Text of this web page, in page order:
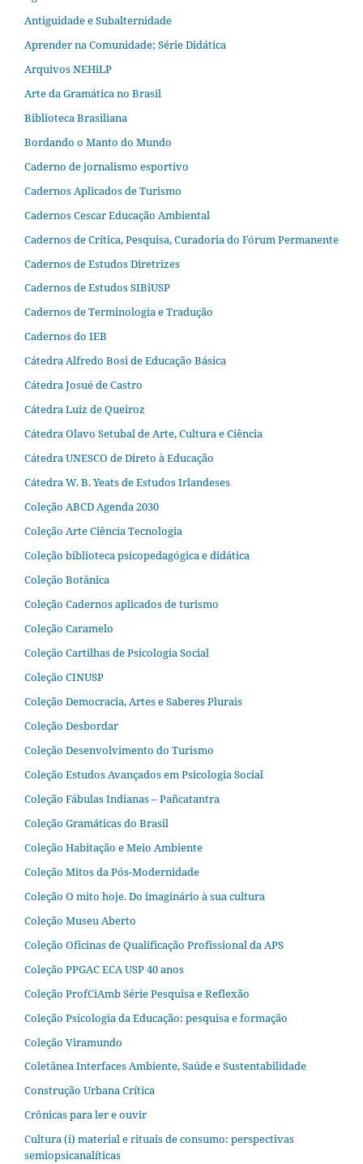
Antiguidade e Subalternidade
Aprender na Comunidade; Série Didática
Arquivos NEHiLP
Arte da Gramática no Brasil
Biblioteca Brasiliana
Bordando o Manto do Mundo
Caderno de jornalismo esportivo
Cadernos Aplicados de Turismo
Cadernos Cescar Educação Ambiental
Cadernos de Crítica, Pesquisa, Curadoria do Fórum Permanente
Cadernos de Estudos Diretrizes
Cadernos de Estudos SIBiUSP
Cadernos de Terminologia e Tradução
Cadernos do IEB
Cátedra Alfredo Bosi de Educação Básica
Cátedra Josué de Castro
Cátedra Luiz de Queiroz
Cátedra Olavo Setubal de Arte, Cultura e Ciência
Cátedra UNESCO de Direto à Educação
Cátedra W. B. Yeats de Estudos Irlandeses
Coleção ABCD Agenda 2030
Coleção Arte Ciência Tecnologia
Coleção biblioteca psicopedagógica e didática
Coleção Botânica
Coleção Cadernos aplicados de turismo
Coleção Caramelo
Coleção Cartilhas de Psicologia Social
Coleção CINUSP
Coleção Democracia, Artes e Saberes Plurais
Coleção Desbordar
Coleção Desenvolvimento do Turismo
Coleção Estudos Avançados em Psicologia Social
Coleção Fábulas Indianas – Pañcatantra
Coleção Gramáticas do Brasil
Coleção Habitação e Meio Ambiente
Coleção Mitos da Pós-Modernidade
Coleção O mito hoje. Do imaginário à sua cultura
Coleção Museu Aberto
Coleção Oficinas de Qualificação Profissional da APS
Coleção PPGAC ECA USP 40 anos
Coleção ProfCiAmb Série Pesquisa e Reflexão
Coleção Psicologia da Educação: pesquisa e formação
Coleção Viramundo
Coletânea Interfaces Ambiente, Saúde e Sustentabilidade
Construção Urbana Crítica
Crônicas para ler e ouvir
Cultura (i) material e rituais de consumo: perspectivas
semiopsicanalíticas